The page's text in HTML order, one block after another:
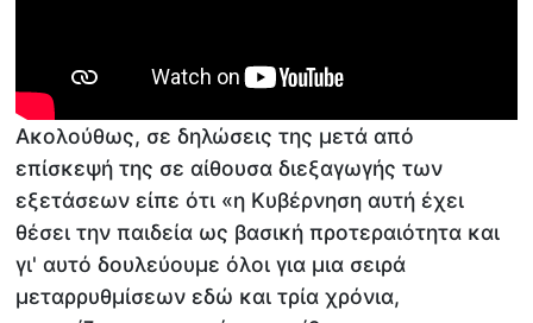
Ακολούθως, σε δηλώσεις της μετά από
επίσκεψή της σε αίθουσα διεξαγωγής των
εξετάσεων είπε ότι «η Κυβέρνηση αυτή έχει
θέσει την παιδεία ως βασική προτεραιότητα και
γι' αυτό δουλεύουμε όλοι για μια σειρά
μεταρρυθμίσεων εδώ και τρία χρόνια,